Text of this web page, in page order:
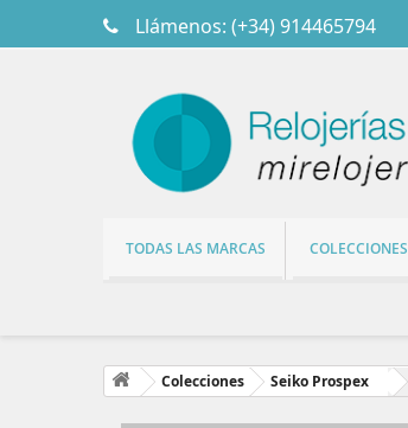
Llámenos: (+34) 914465794
TODAS LAS MARCAS COLECCIONES
Colecciones Seiko Prospex